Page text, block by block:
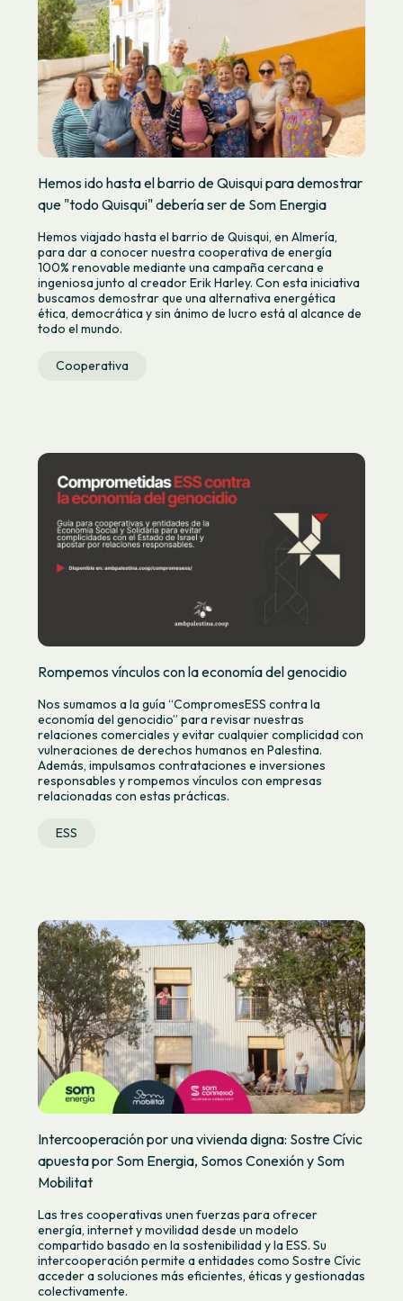
Hemos ido hasta el barrio de Quisqui para demostrar
que "todo Quisqui" debería ser de Som Energia
Hemos viajado hasta el barrio de Quisqui, en Almería,
para dar a conocer nuestra cooperativa de energía
100% renovable mediante una campaña cercana e
ingeniosa junto al creador Erik Harley. Con esta iniciativa
buscamos demostrar que una alternativa energética
ética, democrática y sin ánimo de lucro está al alcance de
todo el mundo.
Cooperativa
Rompemos vínculos con la economía del genocidio
Nos sumamos a la guía “CompromesESS contra la
economía del genocidio” para revisar nuestras
relaciones comerciales y evitar cualquier complicidad con
vulneraciones de derechos humanos en Palestina.
Además, impulsamos contrataciones e inversiones
responsables y rompemos vínculos con empresas
relacionadas con estas prácticas.
ESS
Intercooperación por una vivienda digna: Sostre Cívic
apuesta por Som Energia, Somos Conexión y Som
Mobilitat
Las tres cooperativas unen fuerzas para ofrecer
energía, internet y movilidad desde un modelo
compartido basado en la sostenibilidad y la ESS. Su
intercooperación permite a entidades como Sostre Cívic
acceder a soluciones más eficientes, éticas y gestionadas
colectivamente.